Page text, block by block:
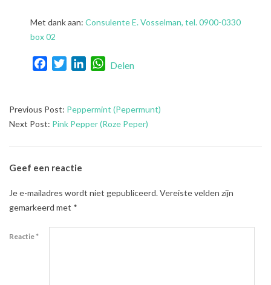
Met dank aan: Consulente E. Vosselman, tel. 0900-0330
box 02
FacebookTwitterLinkedInWhatsApp
Delen
2021-
08-
Previous Post: Peppermint (Pepermunt)
Next Post: Pink Pepper (Roze Peper)
Geef een reactie
Je e-mailadres wordt niet gepubliceerd.Vereiste velden zijn
gemarkeerd met *
Reactie*